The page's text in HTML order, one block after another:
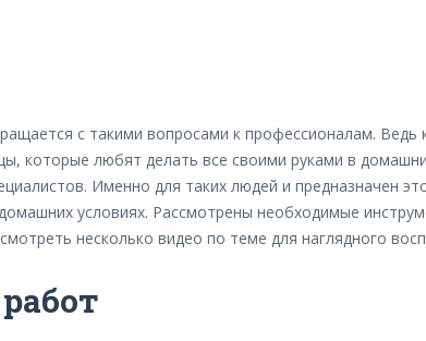
с такими вопросами к профессионалам. Ведь
которые любят делать все своими руками в
Именно для таких людей и предназначен
условиях. Рассмотрены необходимые
несколько видео по теме для наглядного